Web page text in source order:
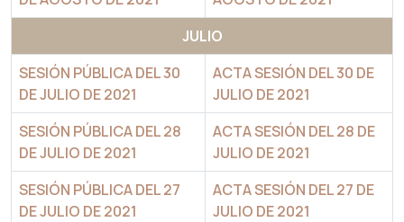
JULIO
SESIÓN PÚBLICA DEL 30
DE JULIO DE 2021
ACTA SESIÓN DEL 30 DE
JULIO DE 2021
SESIÓN PÚBLICA DEL 28
DE JULIO DE 2021
ACTA SESIÓN DEL 28 DE
JULIO DE 2021
SESIÓN PÚBLICA DEL 27
DE JULIO DE 2021
ACTA SESIÓN DEL 27 DE
JULIO DE 2021